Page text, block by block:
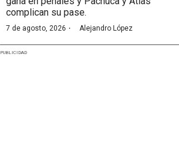
complican su pase.
7 de agosto, 2026 · Alejandro López
PUBLICIDAD